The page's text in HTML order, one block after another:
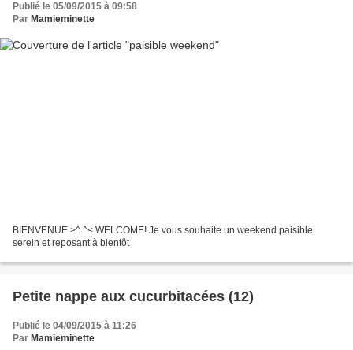
Publié le 05/09/2015 à 09:58
Par Mamieminette
BIENVENUE >^.^< WELCOME! Je vous souhaite un weekend paisible
serein et reposant à bientôt
Petite nappe aux cucurbitacées (12)
Publié le 04/09/2015 à 11:26
Par Mamieminette